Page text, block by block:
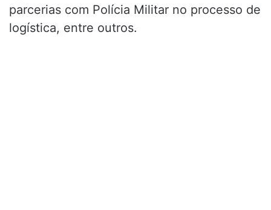
parcerias com Polícia Militar no processo de
logística, entre outros.